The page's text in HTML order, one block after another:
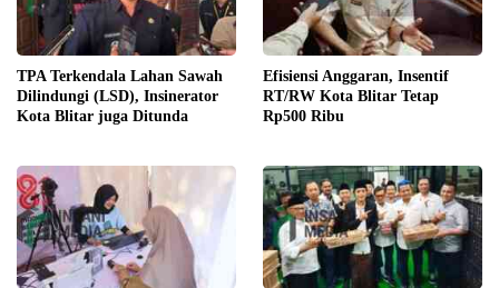
TPA Terkendala Lahan Sawah
Dilindungi (LSD), Insinerator
Kota Blitar juga Ditunda
Efisiensi Anggaran, Insentif
RT/RW Kota Blitar Tetap
Rp500 Ribu